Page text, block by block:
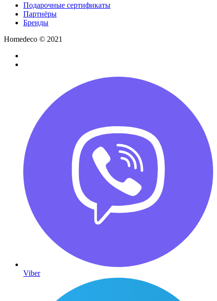
Подарочные сертификаты
Партнёры
Бренды
Homedeco © 2021
Viber